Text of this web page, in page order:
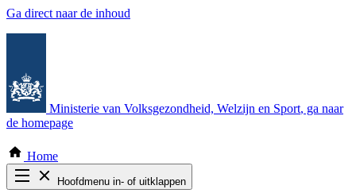
Ga direct naar de inhoud
Ministerie van Volksgezondheid, Welzijn en Sport, ga naar
de homepage
Home
Hoofdmenu in- of uitklappen